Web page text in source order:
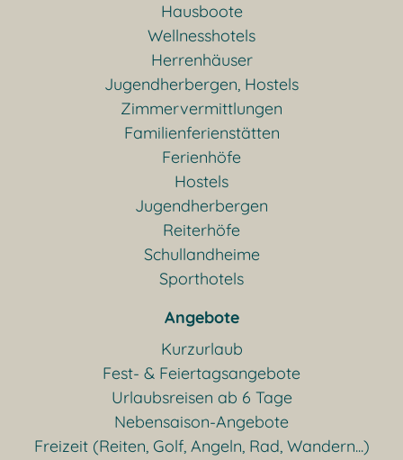
Hausboote
Wellnesshotels
Herrenhäuser
Jugendherbergen, Hostels
Zimmervermittlungen
Familienferienstätten
Ferienhöfe
Hostels
Jugendherbergen
Reiterhöfe
Schullandheime
Sporthotels
Angebote
Kurzurlaub
Fest- & Feiertagsangebote
Urlaubsreisen ab 6 Tage
Nebensaison-Angebote
Freizeit (Reiten, Golf, Angeln, Rad, Wandern...)